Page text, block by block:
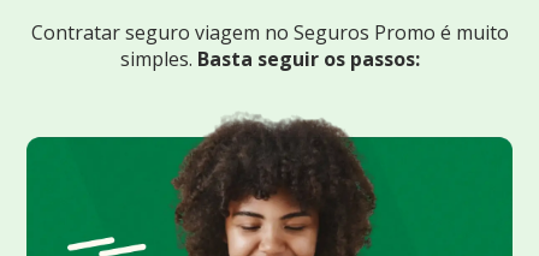
Contratar seguro viagem no Seguros Promo é muito
simples. Basta seguir os passos: